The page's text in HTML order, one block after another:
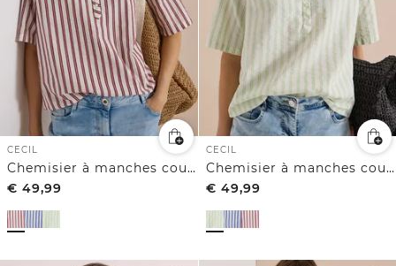
CECIL
Chemisier à manches courtes, à col fendu et rayures
€ 49,99
CECIL
Chemisier à manches courtes, à col fendu et rayures
€ 49,99